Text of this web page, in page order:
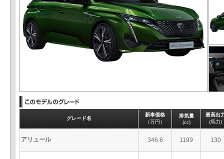
グレード名
新車価格
（万円）
排気量
(cc)
最高出
(馬力)
アリュール 346.6 1199 130